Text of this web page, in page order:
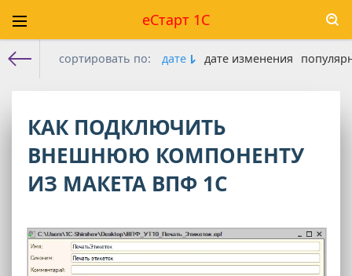
еСтарт 1С
сортировать по: дате дате изменения
КАК ПОДКЛЮЧИТЬ
ВНЕШНЮЮ КОМПОНЕНТУ
ИЗ МАКЕТА ВПФ 1С